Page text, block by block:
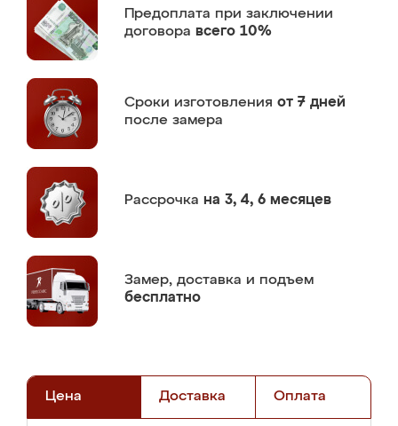
Предоплата при заключении
договора всего 10%
Сроки изготовления от 7 дней
после замера
Рассрочка на 3, 4, 6 месяцев
Замер, доставка и подъем
бесплатно
Цена Доставка Оплата